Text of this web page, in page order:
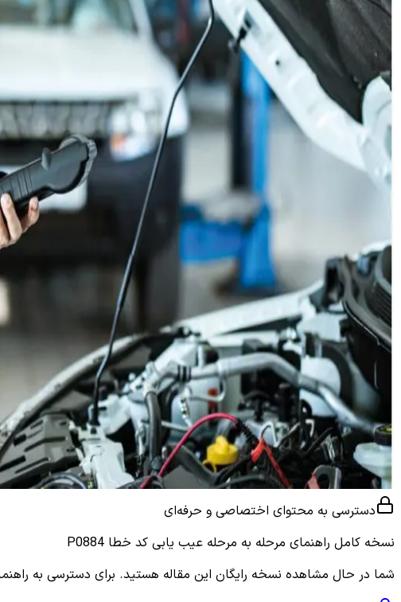
دسترسی به محتوای اختصاصی و حرفه‌ای
نسخه کامل راهنمای مرحله به مرحله عیب یابی کد خطا P0884
شما در حال مشاهده نسخه رایگان این مقاله هستید. برای دسترسی به